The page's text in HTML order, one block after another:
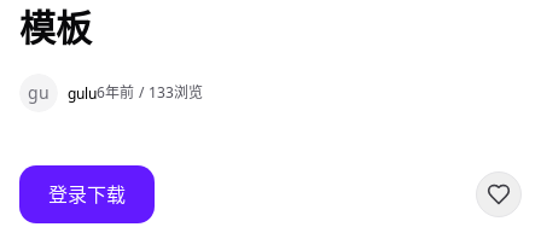
模板
gu gulu6年前 / 133浏览
登录下载